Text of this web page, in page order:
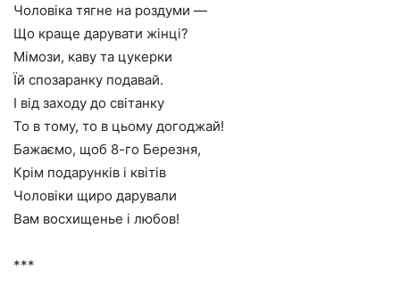
Чоловіка тягне на роздуми —
Що краще дарувати жінці?
Мімози, каву та цукерки
Їй спозаранку подавай.
І від заходу до світанку
То в тому, то в цьому догоджай!
Бажаємо, щоб 8-го Березня,
Крім подарунків і квітів
Чоловіки щиро дарували
Вам восхищенье і любов!
***